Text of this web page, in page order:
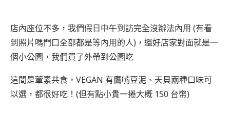
店內座位不多，我們假日中午到訪完全沒辦法內用 (有看
到照片嗎門口全部都是等內用的人)，還好店家對面就是一
個小公園，我們買了外帶到公園吃
這間是葷素共食，VEGAN 有鷹嘴豆泥、天貝兩種口味可
以選，都很好吃！(但有點小貴一捲大概 150 台幣)